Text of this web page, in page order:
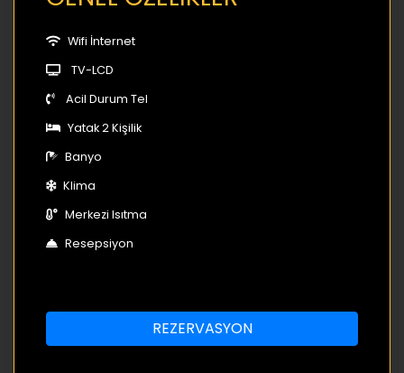
Wifi İnternet
TV-LCD
Acil Durum Tel
Yatak 2 Kişilik
Banyo
Klima
Merkezi Isıtma
Resepsiyon
REZERVASYON